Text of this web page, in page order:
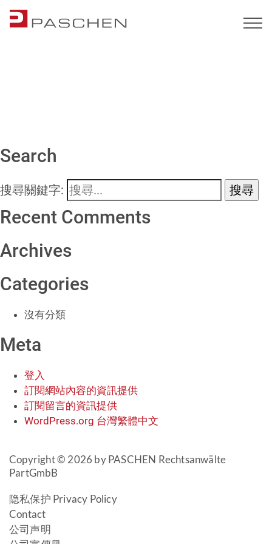
彙整:
Berlin Office
Munich Office
Cologne Office
Leipzig Office
Search
搜尋關鍵字:
Recent Comments
Archives
Categories
沒有分類
Meta
登入
訂閱網站內容的資訊提供
訂閱留言的資訊提供
WordPress.org 台灣繁體中文
Copyright © 2026 by PASCHEN Rechtsanwälte
PartGmbB
隐私保护 Privacy Policy
Contact
公司声明